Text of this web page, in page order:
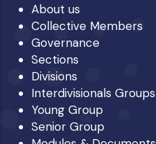
About us
Collective Members
Governance
Sections
Divisions
Interdivisionals Groups
Young Group
Senior Group